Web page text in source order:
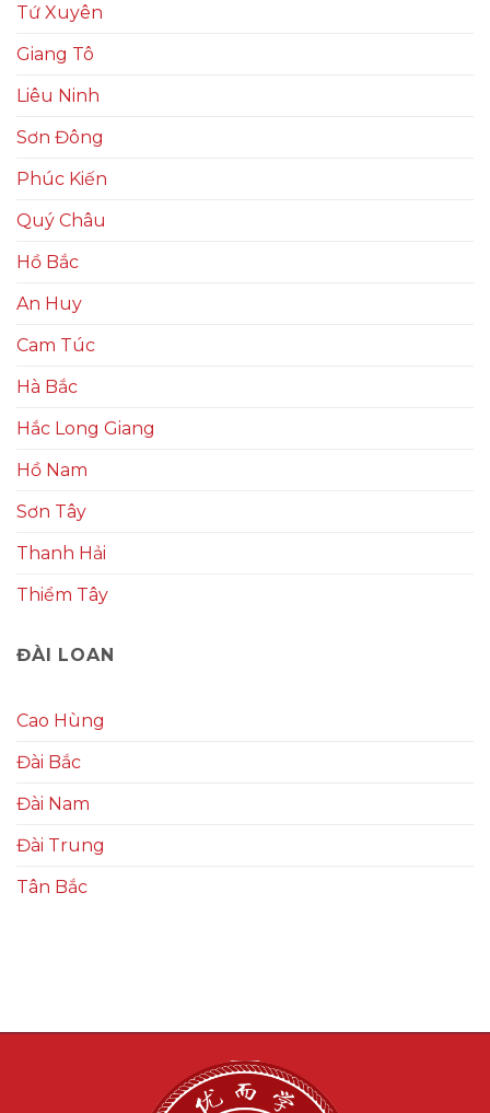
Tứ Xuyên
Giang Tô
Liêu Ninh
Sơn Đông
Phúc Kiến
Quý Châu
Hồ Bắc
An Huy
Cam Túc
Hà Bắc
Hắc Long Giang
Hồ Nam
Sơn Tây
Thanh Hải
Thiểm Tây
ĐÀI LOAN
Cao Hùng
Đài Bắc
Đài Nam
Đài Trung
Tân Bắc